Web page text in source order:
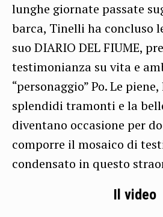
lunghe giornate passate
barca, Tinelli ha concluso
suo DIARIO DEL FIUME,
testimonianza su vita e
“personaggio” Po. Le
splendidi tramonti e la
diventano occasione per
comporre il mosaico di
condensato in questo
Il video